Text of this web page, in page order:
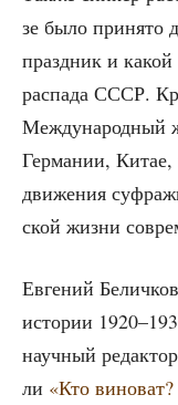
зе было при­ня­то
празд­ник и какой
рас­па­да СССР.
Меж­ду­на­род­ный
Гер­ма­нии, Китае,
дви­же­ния
ской жиз­ни
Евге­ний
исто­рии
науч­ный
ли «Кто